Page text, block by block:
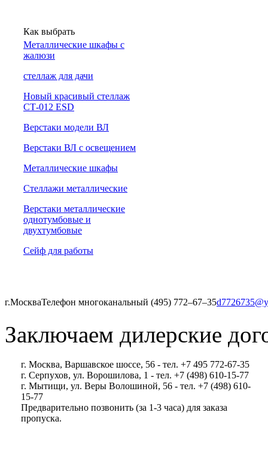
Как выбрать
Металлические шкафы с
жалюзи
cтеллаж для дачи
Новый красивый стеллаж
СТ-012 ESD
Верстаки модели ВЛ
Верстаки ВЛ с освещением
Металлические шкафы
Стеллажи металлические
Верстаки металлические
однотумбовые и
двухтумбовые
Сейф для работы
г.МоскваТелефон многоканальный (495) 772‒67‒35
Заключаем дилерские
г. Москва, Варшавское шоссе, 56 - тел. +7 495 772-67-35
г. Серпухов, ул. Ворошилова, 1 - тел. +7 (498) 610-15-77
г. Мытищи, ул. Веры Волошиной, 56 - тел. +7 (498) 610-
15-77
Предварительно позвонить (за 1-3 часа) для заказа
пропуска.